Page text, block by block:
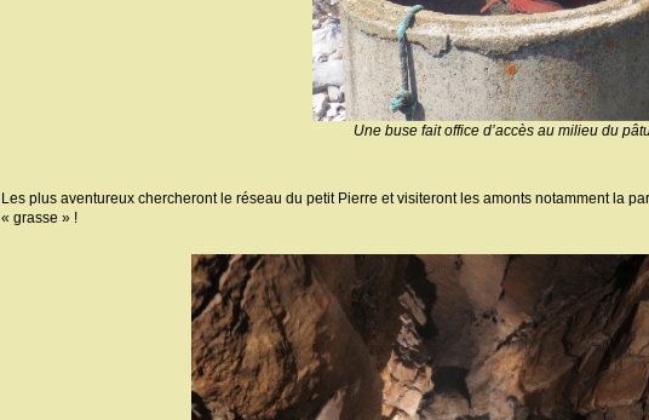
Une buse fait office d’accès au milieu du
Les plus aventureux chercheront le réseau du petit Pierre et visiteront les amonts notamment la
« grasse » !